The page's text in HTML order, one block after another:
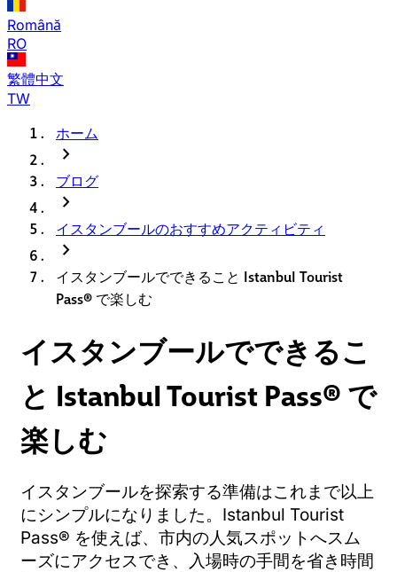
Română
RO
繁體中文
TW
ホーム
chevron_right
ブログ
chevron_right
イスタンブールのおすすめアクティビティ
chevron_right
イスタンブールでできること IstanbuI Tourist
Pass® で楽しむ
イスタンブールでできるこ
と IstanbuI Tourist Pass® で
楽しむ
イスタンブールを探索する準備はこれまで以上
にシンプルになりました。Istanbul Tourist
Pass® を使えば、市内の人気スポットへスム
ーズにアクセスでき、入場時の手間を省き時間